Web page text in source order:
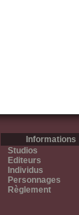
Informations
Studios
Editeurs
Individus
Personnages
Règlement